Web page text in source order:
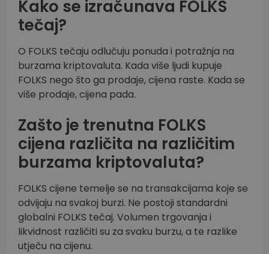
Kako se izračunava FOLKS
tečaj?
O FOLKS tečaju odlučuju ponuda i potražnja na
burzama kriptovaluta. Kada više ljudi kupuje
FOLKS nego što ga prodaje, cijena raste. Kada se
više prodaje, cijena pada.
Zašto je trenutna FOLKS
cijena različita na različitim
burzama kriptovaluta?
FOLKS cijene temelje se na transakcijama koje se
odvijaju na svakoj burzi. Ne postoji standardni
globalni FOLKS tečaj. Volumen trgovanja i
likvidnost različiti su za svaku burzu, a te razlike
utječu na cijenu.